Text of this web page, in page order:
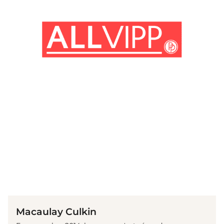
Macaulay Culkin